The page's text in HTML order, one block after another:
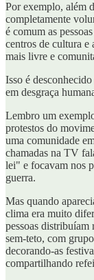
Por exemplo, além
completamente
é comum as
centros de cultura e
mais livre e
Isso é
em desgraça
Lembro um
protestos do
uma comunidade
chamadas na TV
lei" e focavam nos
guerra.
Mas quando
clima era muito
pessoas
sem-teto, com
decorando-as
compartilhando